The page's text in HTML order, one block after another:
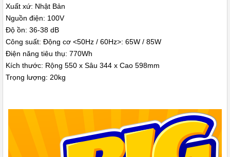
của máy rửa bát nội địa Nhật.
- Công nghệ Econavi:
năng tiêu thụ dựa trên số lượng chén bát và mức độ bẩn, giúp tiết
kiệm năng lượng tối đa.
- Công nghệ Inverter :
thông thường.
- Hệ thống rửa đa dạng:Nhiều chế độ rửa khác nhau như rửa
nhanh, rửa tiết kiệm, rửa kỹ, phù hợp với từng loại chén bát và
Xuất xứ: Nhật Bản
Nguồn điện: 100V
Độ ồn: 36-38 dB
Công suất: Động cơ <50Hz / 60Hz>: 65W / 85W
Điện năng tiêu thụ: 770Wh
Kích thước: Rộng 550 x Sâu 344 x Cao 598mm
Trọng lượng: 20kg